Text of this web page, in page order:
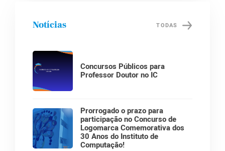
Notícias TODAS
Concursos Públicos para
Professor Doutor no IC
Prorrogado o prazo para
participação no Concurso de
Logomarca Comemorativa dos
30 Anos do Instituto de
Computação!